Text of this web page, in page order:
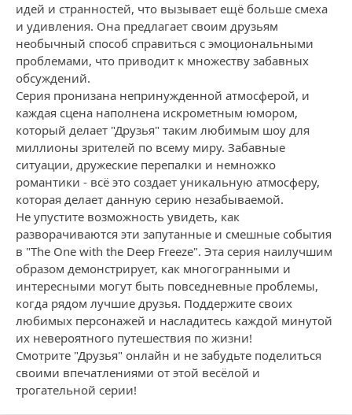
идей и странностей, что вызывает ещё больше смеха
и удивления. Она предлагает своим друзьям
необычный способ справиться с эмоциональными
проблемами, что приводит к множеству забавных
обсуждений.
Серия пронизана непринужденной атмосферой, и
каждая сцена наполнена искрометным юмором,
который делает "Друзья" таким любимым шоу для
миллионы зрителей по всему миру. Забавные
ситуации, дружеские перепалки и немножко
романтики - всё это создает уникальную атмосферу,
которая делает данную серию незабываемой.
Не упустите возможность увидеть, как
разворачиваются эти запутанные и смешные события
в "The One with the Deep Freeze". Эта серия наилучшим
образом демонстрирует, как многогранными и
интересными могут быть повседневные проблемы,
когда рядом лучшие друзья. Поддержите своих
любимых персонажей и насладитесь каждой минутой
их невероятного путешествия по жизни!
Смотрите "Друзья" онлайн и не забудьте поделиться
своими впечатлениями от этой весёлой и
трогательной серии!